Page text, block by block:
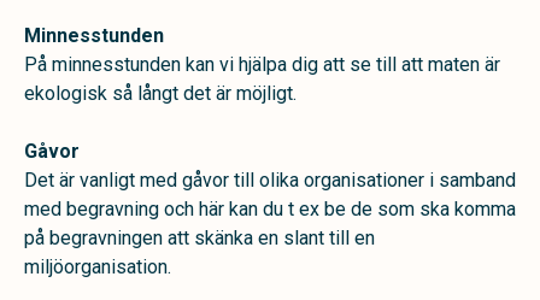
Minnesstunden
På minnesstunden kan vi hjälpa dig att se till att maten är
ekologisk så långt det är möjligt.
Gåvor
Det är vanligt med gåvor till olika organisationer i samband
med begravning och här kan du t ex be de som ska komma
på begravningen att skänka en slant till en
miljöorganisation.